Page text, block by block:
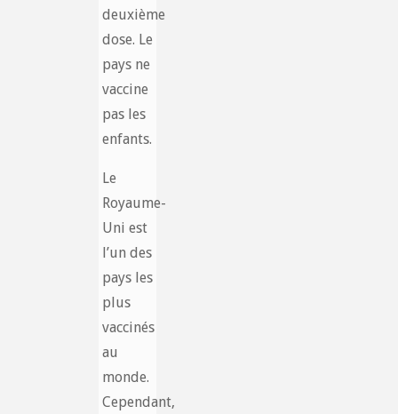
deuxième
dose. Le
pays ne
vaccine
pas les
enfants.
Le
Royaume-
Uni est
l’un des
pays les
plus
vaccinés
au
monde.
Cependant,